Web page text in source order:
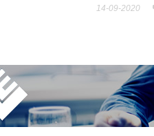
14-09-2020